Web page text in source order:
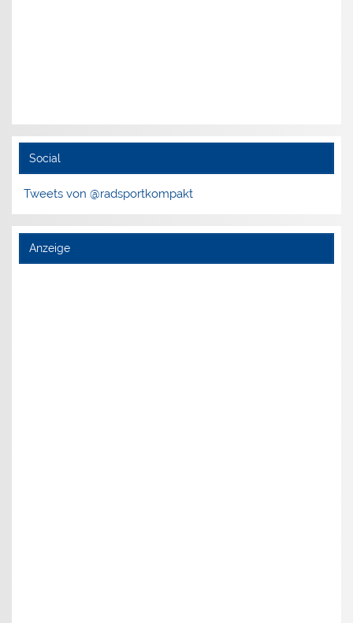
Social
Tweets von @radsportkompakt
Anzeige